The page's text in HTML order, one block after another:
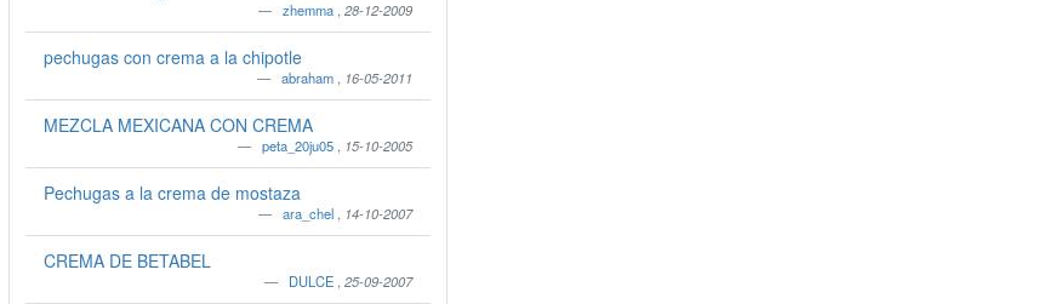
zhemma ,28-12-2009
pechugas con crema a la chipotle
abraham 16-05-2011
MEZCLA MEXICANA CON CREMA
peta_20ju05 15-10-2005
Pechugas a la crema de mostaza
ara_chel 14-10-2007
CREMA DE BETABEL
DULCE ,25-09-2007